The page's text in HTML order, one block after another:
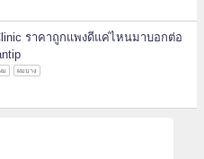
ราคาถูกแพงดีแค่ไหนมาบอกต่อ
ม ผมบาง